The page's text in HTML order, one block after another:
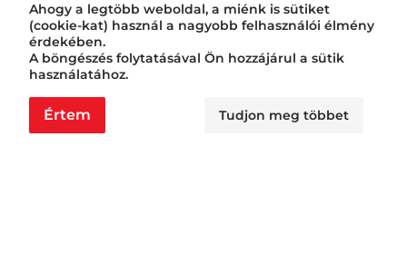
Ahogy a legtöbb weboldal, a miénk is sütiket
(cookie-kat) használ a nagyobb felhasználói élmény
érdekében.
A böngészés folytatásával Ön hozzájárul a sütik
használatához.
Értem Tudjon meg többet